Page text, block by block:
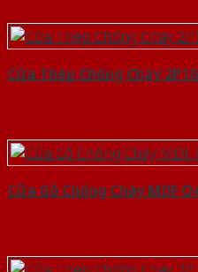
Cửa Thép Chống Cháy
Cửa Gỗ Chống Cháy MDF